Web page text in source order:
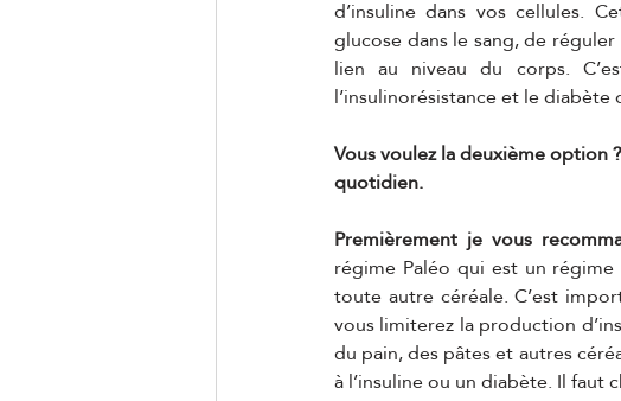
d’insuline dans vos cellules.
glucose dans le sang, de
lien au niveau du corps.
l’insulinorésistance et le
Vous voulez la deuxième option
quotidien.
Premièrement je vous
régime Paléo qui est un régime
toute autre céréale. C’est
vous limiterez la production
du pain, des pâtes et autres
à l’insuline ou un diabète. Il faut